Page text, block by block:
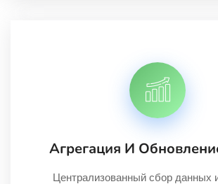
Агрегация И
Централизованный сбор данных